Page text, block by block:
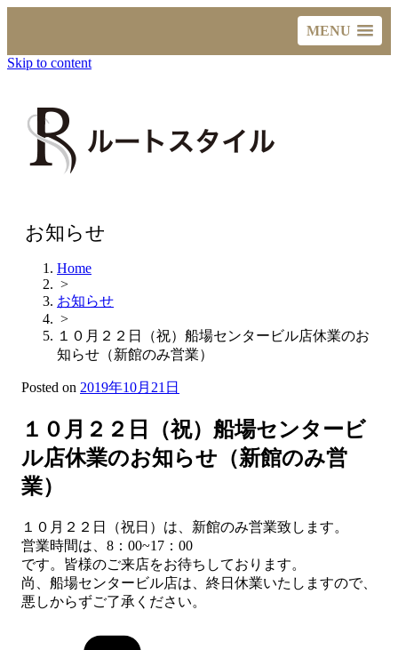
MENU
Skip to content
お知らせ
Home
>
お知らせ
>
１０月２２日（祝）船場センタービル店休業のお
知らせ（新館のみ営業）
Posted on 2019年10月21日
１０月２２日（祝）船場センタービ
ル店休業のお知らせ（新館のみ営
業）
１０月２２日（祝日）は、新館のみ営業致します。
営業時間は、8：00~17：00
です。皆様のご来店をお待ちしております。
尚、船場センタービル店は、終日休業いたしますので、
悪しからずご了承ください。